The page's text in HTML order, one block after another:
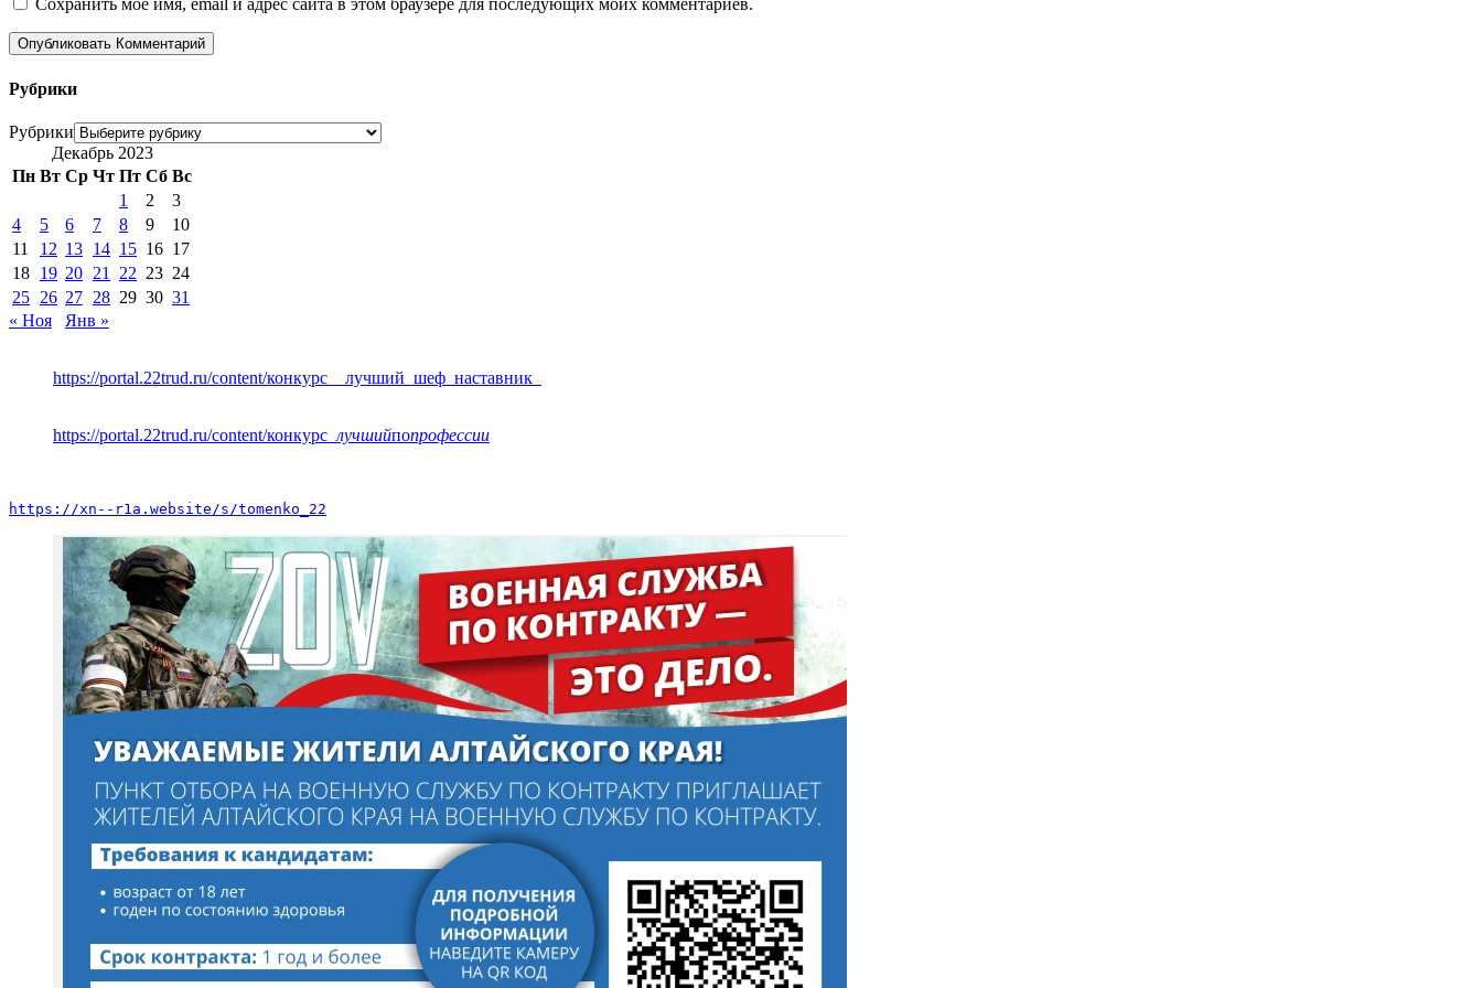
Сохранить моё имя, email и адрес сайта в этом браузере для последующих моих комментариев.
Рубрики
Рубрики
Декабрь 2023
Пн Вт Ср Чт Пт Сб Вс
1
2
3
4
5 6 7 8 9
10
11
12 13 14 15 16 17
18 19 20 21 22 23 24
25 26 27 28 29 30 31
« Ноя
Янв »
https://portal.22trud.ru/content/конкурс__лучший_шеф_наставник_
https://portal.22trud.ru/content/конкурс _лучшийпопрофессии
https://xn--r1a.website/s/tomenko_22